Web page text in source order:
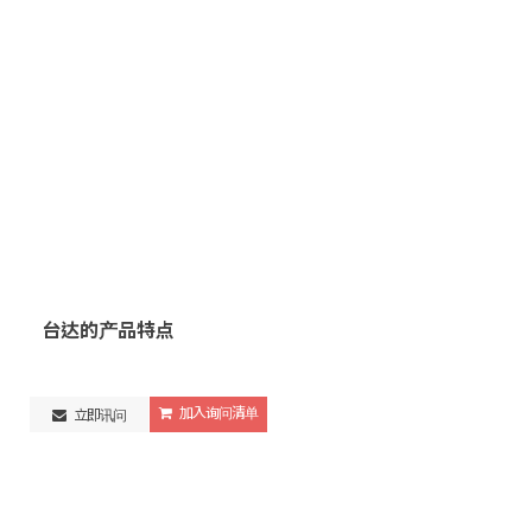
台达的产品特点
立即讯问 加入询问清单